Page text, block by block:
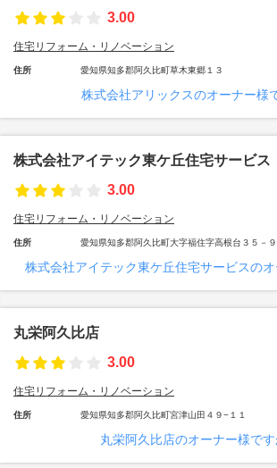
3.00
住宅リフォーム・リノベーション
住所 愛知県知多郡阿久比町草木東郷１３
株式会社アリックスのオーナー様
株式会社アイテック東ケ丘住宅サービス
3.00
住宅リフォーム・リノベーション
住所 愛知県知多郡阿久比町大字福住字高根台３５－９
株式会社アイテック東ケ丘住宅サービスの
丸栄阿久比店
3.00
住宅リフォーム・リノベーション
住所 愛知県知多郡阿久比町宮津山田４９−１１
丸栄阿久比店のオーナー様です